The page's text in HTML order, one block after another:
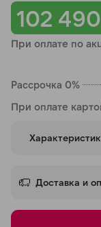
102
При оплате по
Рассрочка 0%
При оплате
Доставка и
об оплате